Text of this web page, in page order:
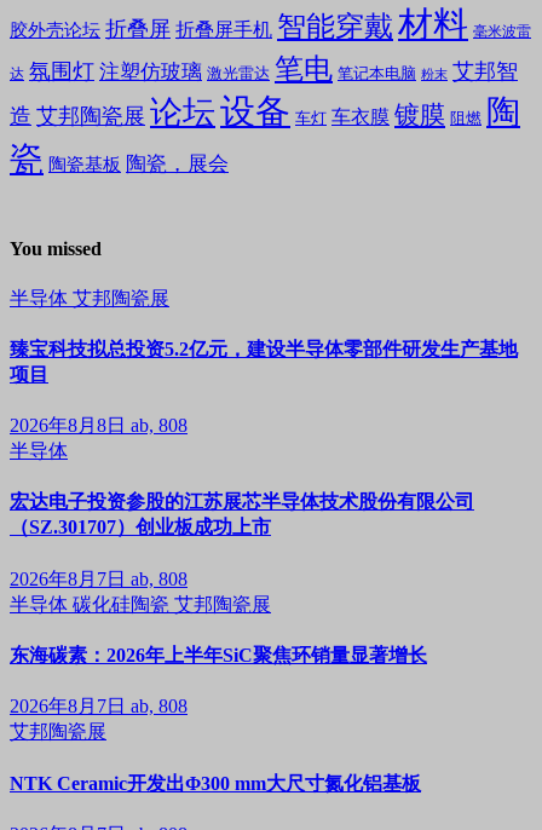
胶外壳论坛 折叠屏 折叠屏手机 智能穿戴材料 毫米波雷
达 氛围灯 注塑仿玻璃 激光雷达 笔电 笔记本电脑 粉末 艾邦智
造 艾邦陶瓷展 论坛设备 车灯 车衣膜 镀膜 阻燃 陶
瓷 陶瓷基板 陶瓷，展会
You missed
半导体 艾邦陶瓷展
臻宝科技拟总投资5.2亿元，建设半导体零部件研发生产基地
项目
2026年8月8日 ab, 808
半导体
宏达电子投资参股的江苏展芯半导体技术股份有限公司
（SZ.301707）创业板成功上市
2026年8月7日 ab, 808
半导体 碳化硅陶瓷 艾邦陶瓷展
东海碳素：2026年上半年SiC聚焦环销量显著增长
2026年8月7日 ab, 808
艾邦陶瓷展
NTK Ceramic开发出Φ300 mm大尺寸氮化铝基板